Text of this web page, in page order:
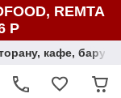
REMTA
Р
кафе, бару,